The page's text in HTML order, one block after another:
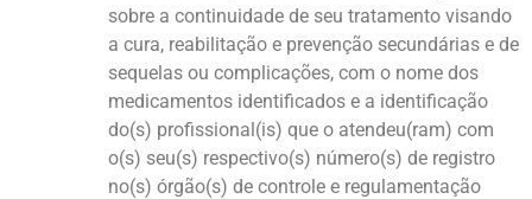
sobre a continuidade de seu tratamento visando
a cura, reabilitação e prevenção secundárias e de
sequelas ou complicações, com o nome dos
medicamentos identificados e a identificação
do(s) profissional(is) que o atendeu(ram) com
o(s) seu(s) respectivo(s) número(s) de registro
no(s) órgão(s) de controle e regulamentação